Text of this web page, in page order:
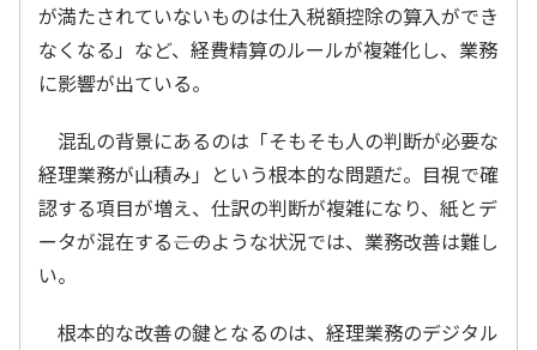
が満たされていないものは仕入税額控除の算入ができ
なくなる」など、経費精算のルールが複雑化し、業務
に影響が出ている。
混乱の背景にあるのは「そもそも人の判断が必要な
経理業務が山積み」という根本的な問題だ。目視で確
認する項目が増え、仕訳の判断が複雑になり、紙とデ
ータが混在する――このような状況では、業務改善は難し
い。
根本的な改善の鍵となるのは、経理業務のデジタル